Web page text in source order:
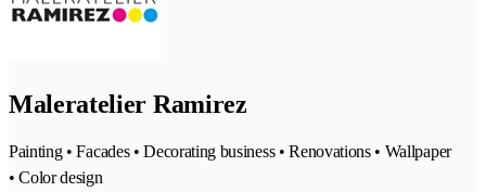
Maleratelier Ramirez
Painting • Facades • Decorating business • Renovations • Wallpaper
• Color design